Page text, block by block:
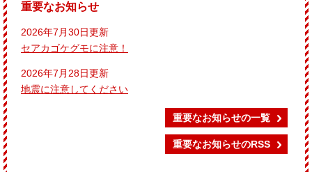
重要なお知らせ
2026年7月30日更新
セアカゴケグモに注意！
2026年7月28日更新
地震に注意してください
重要なお知らせの一覧
重要なお知らせのRSS